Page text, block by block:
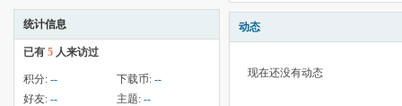
统计信息
已有 5 人来访过
积分: -- 下载币: --
好友: -- 主题: --
动态
现在还没有动态